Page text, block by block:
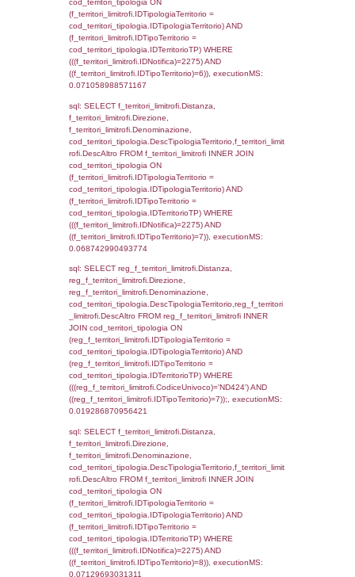
sql: SELECT el_regioni.Regione,
el_comuni.Comune,
f_confini INNER JOIN ((el_comuni INNER
ON el_comuni.IstProvincia =
INNER JOIN el_regioni ON
el_regioni.IstRegione) ON
el_comuni.IstComune WHERE
(((f_confini.IDNotifica)=2275));,
0.00047898292541504
sql: SELECT
SEPARATOR '; ') AS DescAltro,
f_territori_limitrofi INNER JOIN
(f_territori_limitrofi.IDTipologiaTerritorio =
cod_territori_tipologia.IDTipologiaTerritorio
f_territori_limitrofi.IDTipoTerritorio =
cod_territori_tipologia.IDTerritorioTP )
((f_territori_limitrofi.IDNotifica) = 2275 ) AND
cod_territori_tipologia.IDTerritorioTP = 1)
executionMS: 0.053184032440186
sql: SELECT f_territori_limitrofi.Distanza,
f_territori_limitrofi.Direzione,
f_territori_limitrofi.Denominazione,
f_territori_limitrofi.DescAltro,
f_territori_limitrofi INNER JOIN
(f_territori_limitrofi.IDTipologiaTerritorio =
cod_territori_tipologia.IDTipologiaTerritorio)